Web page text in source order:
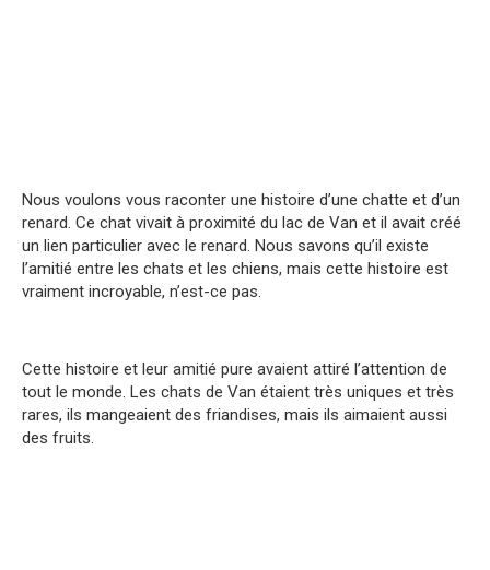
Nous voulons vous raconter une histoire d’une chatte et d’un
renard. Ce chat vivait à proximité du lac de Van et il avait créé
un lien particulier avec le renard. Nous savons qu’il existe
l’amitié entre les chats et les chiens, mais cette histoire est
vraiment incroyable, n’est-ce pas.
Cette histoire et leur amitié pure avaient attiré l’attention de
tout le monde. Les chats de Van étaient très uniques et très
rares, ils mangeaient des friandises, mais ils aimaient aussi
des fruits.